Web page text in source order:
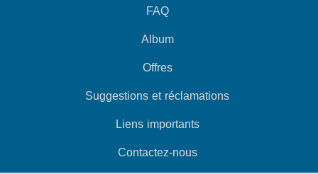
FAQ
Album
Offres
Suggestions et réclamations
Liens importants
Contactez-nous